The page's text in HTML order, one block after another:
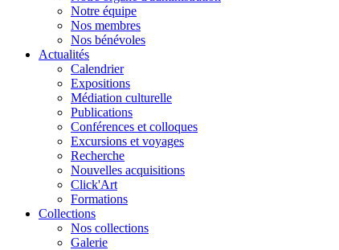
Notre équipe
Nos membres
Nos bénévoles
Actualités
Calendrier
Expositions
Médiation culturelle
Publications
Conférences et colloques
Excursions et voyages
Recherche
Nouvelles acquisitions
Click'Art
Formations
Collections
Nos collections
Galerie